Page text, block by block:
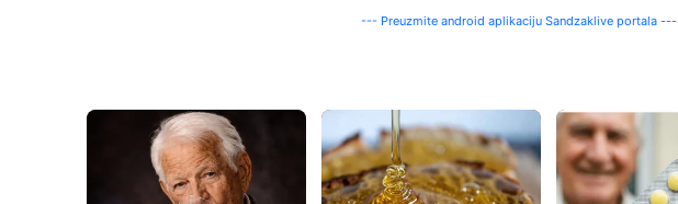
--- Preuzmite android aplikaciju Sandzaklive portala ---